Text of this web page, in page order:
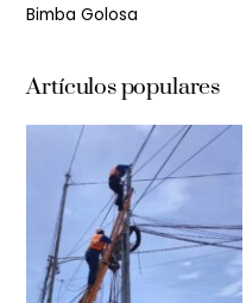
Bimba Golosa
Artículos populares